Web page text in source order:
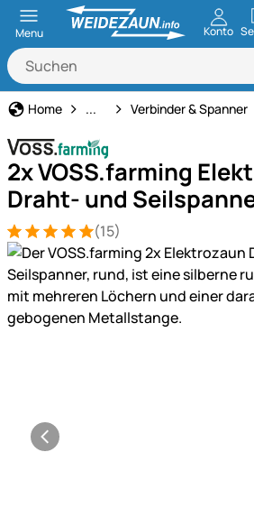
Menu Konto
Home Weidezaun
... Verbinder & Spanner
2x VOSS.farming
Draht- und
Bewertung: 5 von 5 (15 Bewertungen)
15 Bewertungen
(15)
Produktgalerie